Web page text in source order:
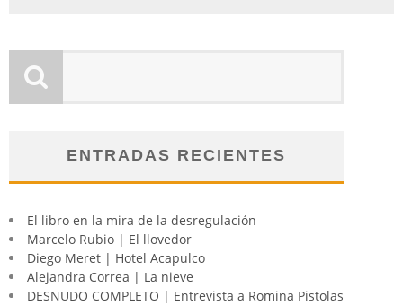
ENTRADAS RECIENTES
El libro en la mira de la desregulación
Marcelo Rubio | El llovedor
Diego Meret | Hotel Acapulco
Alejandra Correa | La nieve
DESNUDO COMPLETO | Entrevista a Romina Pistolas